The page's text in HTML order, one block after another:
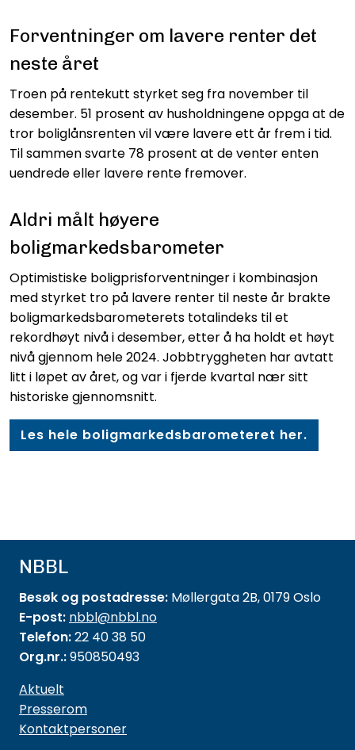
Forventninger om lavere renter det
neste året
Troen på rentekutt styrket seg fra november til
desember. 51 prosent av husholdningene oppga at de
tror boliglånsrenten vil være lavere ett år frem i tid.
Til sammen svarte 78 prosent at de venter enten
uendrede eller lavere rente fremover.
Aldri målt høyere
boligmarkedsbarometer
Optimistiske boligprisforventninger i kombinasjon
med styrket tro på lavere renter til neste år brakte
boligmarkedsbarometerets totalindeks til et
rekordhøyt nivå i desember, etter å ha holdt et høyt
nivå gjennom hele 2024. Jobbtryggheten har avtatt
litt i løpet av året, og var i fjerde kvartal nær sitt
historiske gjennomsnitt.
Les hele boligmarkedsbarometeret her.
NBBL
Besøk og postadresse: Møllergata 2B, 0179 Oslo
E-post: nbbl@nbbl.no
Telefon:22 40 38 50
Org.nr.:950850493
Aktuelt
Presserom
Kontaktpersoner